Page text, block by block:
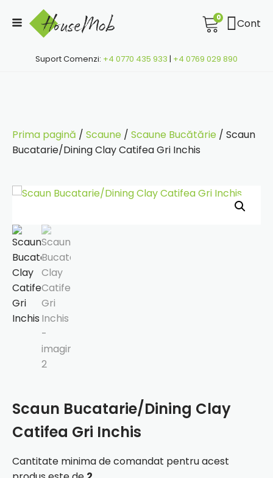
0 Cont
Suport Comenzi: +4 0770 435 933 | +4 0769 029 890
Prima pagină / Scaune / Scaune Bucătărie / Scaun
Bucatarie/Dining Clay Catifea Gri Inchis
Scaun Bucatarie/Dining Clay
Catifea Gri Inchis
Cantitate minima de comandat pentru acest